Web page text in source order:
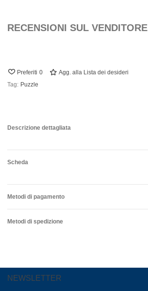
RECENSIONI SUL VENDITORE
Preferiti 0
Agg. alla Lista dei desideri
Tag: Puzzle
Descrizione dettagliata
Scheda
Metodi di pagamento
Metodi di spedizione
NEWSLETTER